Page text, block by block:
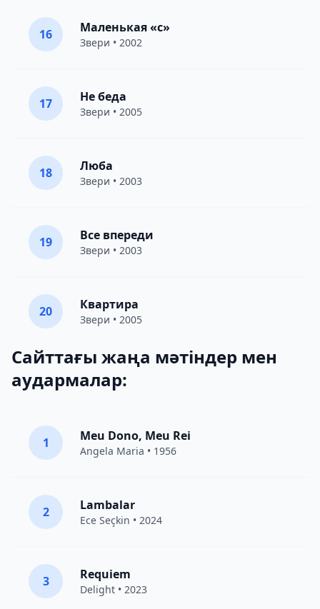
16 Маленькая «с»
Звери • 2002
17 Не беда
Звери • 2005
18 Люба
Звери • 2003
19 Все впереди
Звери • 2003
20 Квартира
Звери • 2005
Сайттағы жаңа мәтіндер мен
аудармалар:
1 Meu Dono, Meu Rei
Angela Maria • 1956
2 Lambalar
Ece Seçkin • 2024
3 Requiem
Delight • 2023